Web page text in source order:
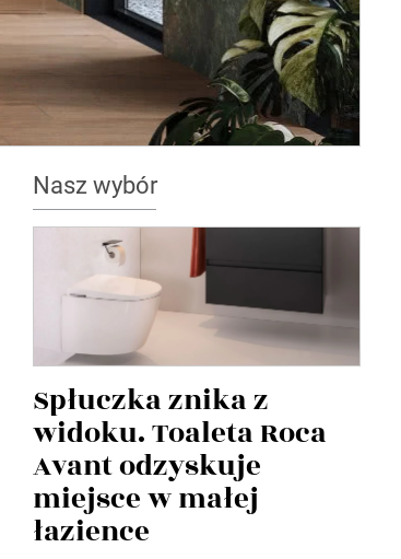
Nasz wybór
Spłuczka znika z
widoku. Toaleta Roca
Avant odzyskuje
miejsce w małej
łazience